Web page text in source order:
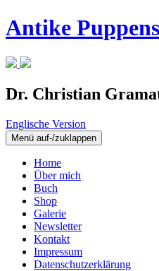
Antike
Dr. Christian
Englische Version
Menü auf-/zuklappen
Home
Über mich
Buch
Shop
Galerie
Newsletter
Kontakt
Impressum
Datenschutzerklärung